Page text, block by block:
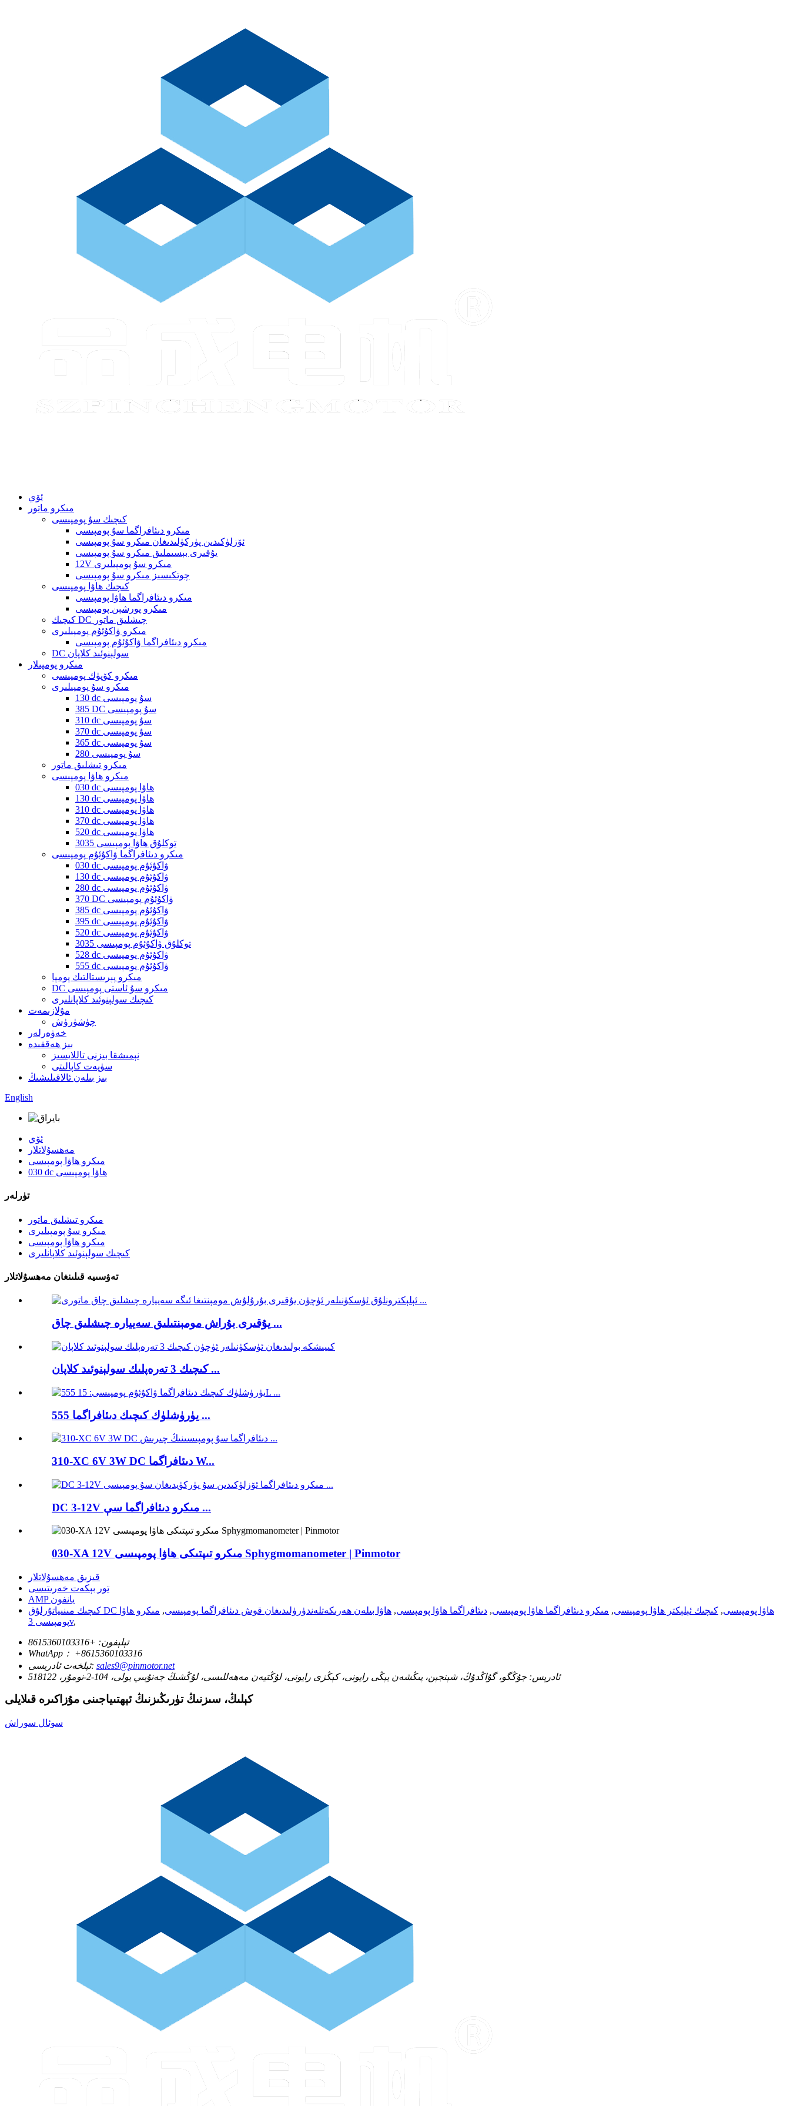
ئۆي
مىكرو ماتور
كىچىك سۇ پومپىسى
مىكرو دىئافراگما سۇ پومپىسى
ئۆزلۈكىدىن پۈركۈلىدىغان مىكرو سۇ پومپىسى
يۇقىرى بېسىملىق مىكرو سۇ پومپىسى
12V مىكرو سۇ پومپىلىرى
چوتكىسىز مىكرو سۇ پومپىسى
كىچىك ھاۋا پومپىسى
مىكرو دىئافراگما ھاۋا پومپىسى
مىكرو پورشېن پومپىسى
كىچىك DC چىشلىق ماتور
مىكرو ۋاكۇئۇم پومپىلىرى
مىكرو دىئافراگما ۋاكۇئۇم پومپىسى
DC سولېنوئىد كلاپان
مىكرو پومپىلار
مىكرو كۆپۈك پومپىسى
مىكرو سۇ پومپىلىرى
130 dc سۇ پومپىسى
385 DC سۇ پومپىسى
310 dc سۇ پومپىسى
370 dc سۇ پومپىسى
365 dc سۇ پومپىسى
280 سۇ پومپىسى
مىكرو تىشلىق ماتور
مىكرو ھاۋا پومپىسى
030 dc ھاۋا پومپىسى
130 dc ھاۋا پومپىسى
310 dc ھاۋا پومپىسى
370 dc ھاۋا پومپىسى
520 dc ھاۋا پومپىسى
3035 توكلۇق ھاۋا پومپىسى
مىكرو دىئافراگما ۋاكۇئۇم پومپىسى
030 dc ۋاكۇئۇم پومپىسى
130 dc ۋاكۇئۇم پومپىسى
280 dc ۋاكۇئۇم پومپىسى
370 DC ۋاكۇئۇم پومپىسى
385 dc ۋاكۇئۇم پومپىسى
395 dc ۋاكۇئۇم پومپىسى
520 dc ۋاكۇئۇم پومپىسى
3035 توكلۇق ۋاكۇئۇم پومپىسى
528 dc ۋاكۇئۇم پومپىسى
555 dc ۋاكۇئۇم پومپىسى
مىكرو پېرىستالتىك پومپا
DC مىكرو سۇ ئاستى پومپىسى
كىچىك سولېنوئىد كلاپانلىرى
مۇلازىمەت
چۈشۈرۈش
خەۋەرلەر
بىز ھەققىدە
نېمىشقا بىزنى تاللايسىز
سۈپەت كاپالىتى
بىز بىلەن ئالاقىلىشىڭ
English
ئۆي
مەھسۇلاتلار
مىكرو ھاۋا پومپىسى
030 dc ھاۋا پومپىسى
تۈرلەر
مىكرو تىشلىق ماتور
مىكرو سۇ پومپىلىرى
مىكرو ھاۋا پومپىسى
كىچىك سولېنوئىد كلاپانلىرى
تەۋسىيە قىلىنغان مەھسۇلاتلار
يۇقىرى بۇراش مومېنتىلىق سەييارە چىشلىق چاق ...
كىچىك 3 تەرەپلىك سولېنوئىد كلاپان ...
555 يۈرۈشلۈك كىچىك دىئافراگما ...
310-XC 6V 3W DC دىئافراگما W...
DC 3-12V مىكرو دىئافراگما سې ...
030-XA 12V مىكرو تىپتىكى ھاۋا پومپىسى Sphygmomanometer | Pinmotor
قىزىق مەھسۇلاتلار
تور بېكەت خەرىتىسى
AMP يانفون
كىچىك مىنىياتۇرلۇق DC ھاۋا پومپىسى, كىچىك ئېلېكتر ھاۋا پومپىسى, مىكرو دىئافراگما ھاۋا پومپىسى, دىئافراگما ھاۋا پومپىسى, ھاۋا بىلەن ھەرىكەتلەندۈرۈلىدىغان قوش دىئافراگما پومپىسى, مىكرو ھاۋا
پومپىسى 3v,
تېلېفون: +8615360103316
WhatApp： +8615360103316
ئېلخەت ئادرېسى: sales9@pinmotor.net
ئادرېس: جۇڭگو، گۇاڭدۇڭ، شېنجېن، پىڭشەن يېڭى رايونى، كېڭزى رايونى، لۇڭتيەن مەھەللىسى، لۇڭشىڭ جەنۇبىي يولى، 104-2-نومۇر، 518122
كېلىڭ، سىزنىڭ تۈرىڭىزنىڭ ئېھتىياجىنى مۇزاكىرە قىلايلى
سوئال سوراش